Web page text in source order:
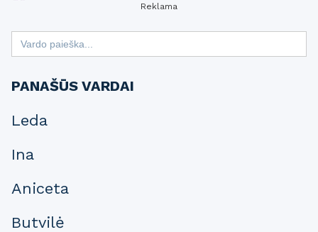
Reklama
Search
for:
PANAŠŪS VARDAI
Leda
Ina
Aniceta
Butvilė